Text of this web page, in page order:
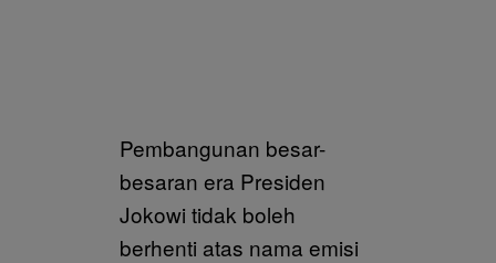
Pembangunan besar-
besaran era Presiden
Jokowi tidak boleh
berhenti atas nama emisi